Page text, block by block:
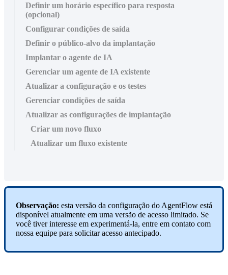
Definir um horário específico para resposta
(opcional)
Configurar condições de saída
Definir o público-alvo da implantação
Implantar o agente de IA
Gerenciar um agente de IA existente
Atualizar a configuração e os testes
Gerenciar condições de saída
Atualizar as configurações de implantação
Criar um novo fluxo
Atualizar um fluxo existente
Observação: esta versão da configuração do AgentFlow está
disponível atualmente em uma versão de acesso limitado. Se
você tiver interesse em experimentá-la, entre em contato com
nossa equipe para solicitar acesso antecipado.